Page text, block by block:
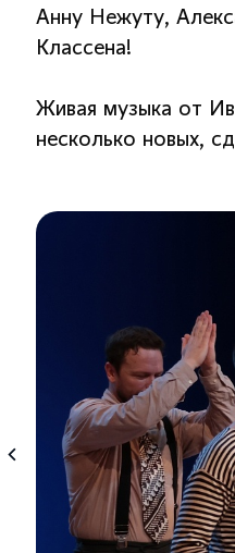
Анну Нежуту,
Классена!
Живая музыка от
несколько новых,